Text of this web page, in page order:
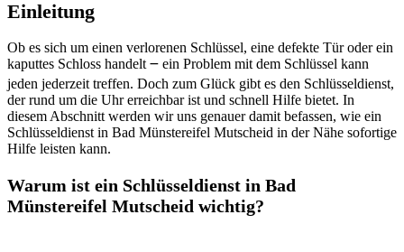
Einleitung
Ob es sich um einen verlorenen Schlüssel, eine defekte Tür oder ein
kaputtes Schloss handelt ౼ ein Problem mit dem Schlüssel kann
jeden jederzeit treffen.​ Doch zum Glück gibt es den Schlüsseldienst,
der rund um die Uhr erreichbar ist und schnell Hilfe bietet.​ In
diesem Abschnitt werden wir uns genauer damit befassen, wie ein
Schlüsseldienst in Bad Münstereifel Mutscheid in der Nähe sofortige
Hilfe leisten kann.​
Warum ist ein Schlüsseldienst in Bad
Münstereifel Mutscheid wichtig?​